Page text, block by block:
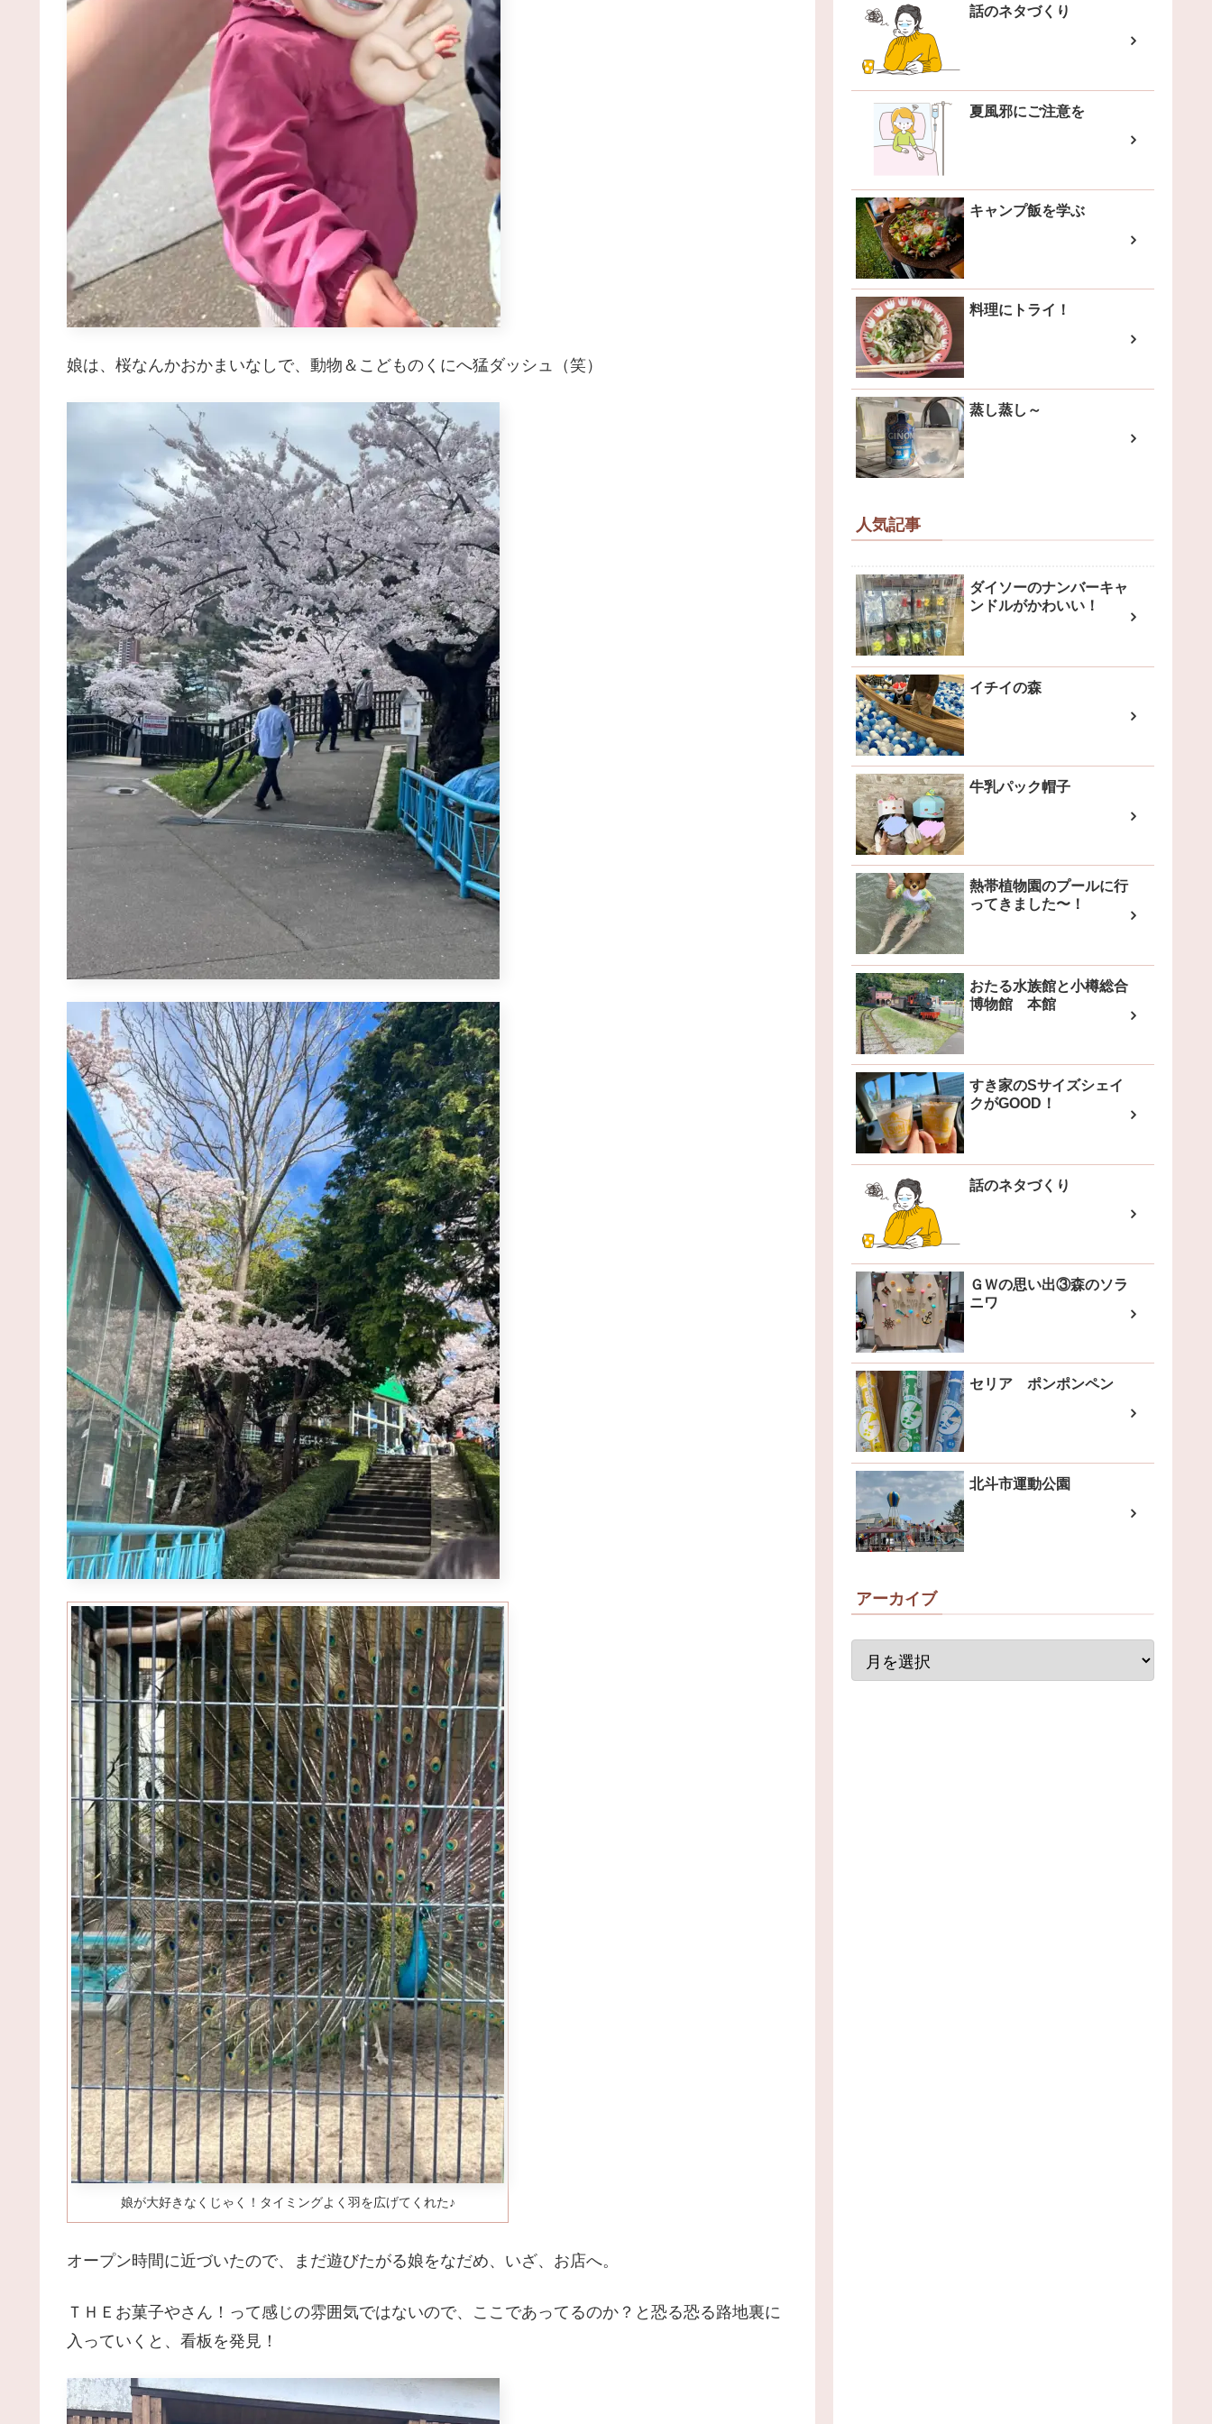
娘は、桜なんかおかまいなしで、動物＆こどものくにへ猛ダッシュ（笑）
娘が大好きなくじゃく！タイミングよく羽を広げてくれた♪
オープン時間に近づいたので、まだ遊びたがる娘をなだめ、いざ、お店へ。
ＴＨＥお菓子やさん！って感じの雰囲気ではないので、ここであってるのか？と恐る恐る路地裏に
入っていくと、看板を発見！
話のネタづくり
夏風邪にご注意を
キャンプ飯を学ぶ
料理にトライ！
蒸し蒸し～
人気記事
ダイソーのナンバーキャ
ンドルがかわいい！
イチイの森
牛乳パック帽子
熱帯植物園のプールに行
ってきました〜！
おたる水族館と小樽総合
博物館 本館
すき家のSサイズシェイ
クがGOOD！
話のネタづくり
ＧＷの思い出③森のソラ
ニワ
セリア ポンポンペン
北斗市運動公園
アーカイブ